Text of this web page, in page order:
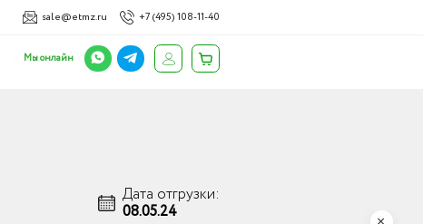
sale@etmz.ru +7 (495) 108-11-40
Мы онлайн
Дата отгрузки:
08.05.24